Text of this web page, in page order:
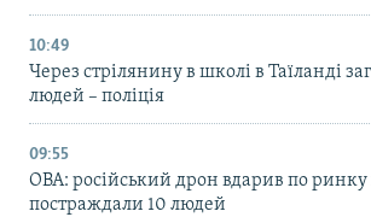
10:49
Через стрілянину в школі в Таїланді
людей – поліція
09:55
ОВА: російський дрон вдарив по
постраждали 10 людей